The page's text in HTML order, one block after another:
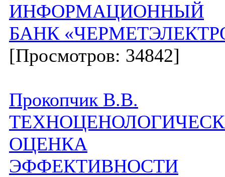
ИНФОРМАЦИОННЫЙ
БАНК
[Просмотров: 34842]
Прокопчик В.В.
ОЦЕНКА
ЭФФЕКТИВНОСТИ